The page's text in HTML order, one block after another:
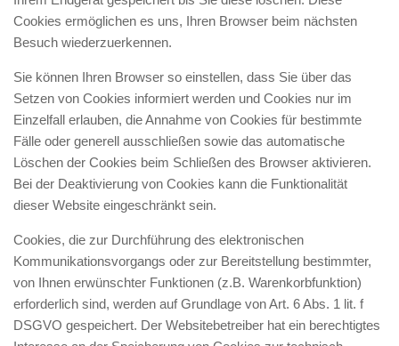
Cookies ermöglichen es uns, Ihren Browser beim nächsten
Besuch wiederzuerkennen.
Sie können Ihren Browser so einstellen, dass Sie über das
Setzen von Cookies informiert werden und Cookies nur im
Einzelfall erlauben, die Annahme von Cookies für bestimmte
Fälle oder generell ausschließen sowie das automatische
Löschen der Cookies beim Schließen des Browser aktivieren.
Bei der Deaktivierung von Cookies kann die Funktionalität
dieser Website eingeschränkt sein.
Cookies, die zur Durchführung des elektronischen
Kommunikationsvorgangs oder zur Bereitstellung bestimmter,
von Ihnen erwünschter Funktionen (z.B. Warenkorbfunktion)
erforderlich sind, werden auf Grundlage von Art. 6 Abs. 1 lit. f
DSGVO gespeichert. Der Websitebetreiber hat ein berechtigtes